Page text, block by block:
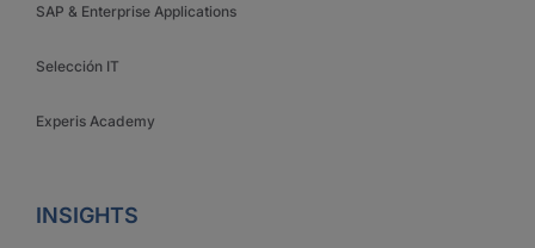
SAP & Enterprise Applications
Selección IT
Experis Academy
INSIGHTS